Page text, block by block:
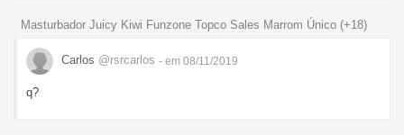
Masturbador Juicy Kiwi Funzone Topco Sales Marrom Único (+18)
Carlos @rsrcarlos - em 08/11/2019
q?